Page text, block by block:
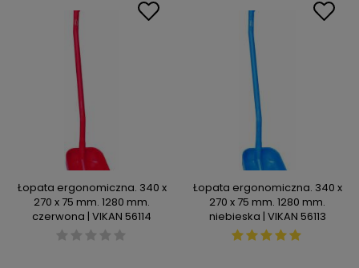
Łopata ergonomiczna. 340 x
270 x 75 mm. 1280 mm.
czerwona | VIKAN 56114
Łopata ergonomiczna. 340 x
270 x 75 mm. 1280 mm.
niebieska | VIKAN 56113